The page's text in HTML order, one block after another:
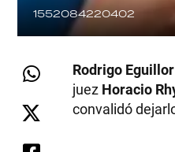
1552084220402
Rodrigo Eguillor
juez Horacio
convalidó